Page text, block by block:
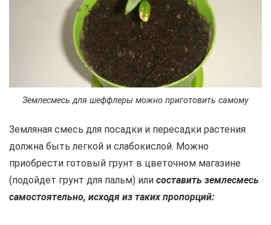
Землесмесь для шеффлеры можно приготовить самому
Земляная смесь для посадки и пересадки растения
должна быть легкой и слабокислой. Можно
приобрести готовый грунт в цветочном магазине
(подойдет грунт для пальм) или составить землесмесь
самостоятельно, исходя из таких пропорций: